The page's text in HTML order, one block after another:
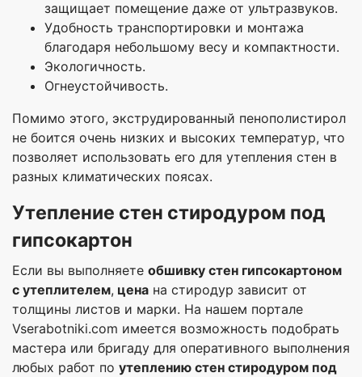
защищает помещение даже от ультразвуков.
Удобность транспортировки и монтажа
благодаря небольшому весу и компактности.
Экологичность.
Огнеустойчивость.
Помимо этого, экструдированный пенополистирол
не боится очень низких и высоких температур, что
позволяет использовать его для утепления стен в
разных климатических поясах.
Утепление стен стиродуром под
гипсокартон
Если вы выполняете обшивку стен гипсокартоном
с утеплителем, цена на стиродур зависит от
толщины листов и марки. На нашем портале
Vserabotniki.com имеется возможность подобрать
мастера или бригаду для оперативного выполнения
любых работ по утеплению стен стиродуром под